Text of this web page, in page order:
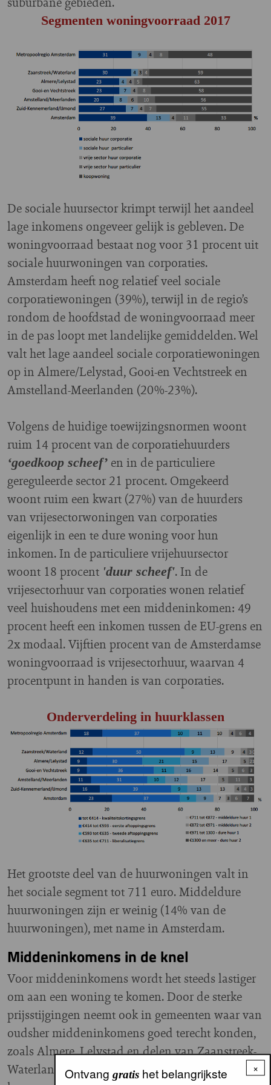
Segmenten woningvoorraad 2017
De sociale huursector krimpt terwijl het aandeel
lage inkomens ongeveer gelijk is gebleven. De
woningvoorraad bestaat nog voor 31 procent uit
sociale huurwoningen van corporaties.
Amsterdam heeft nog relatief veel sociale
corporatiewoningen (39%), terwijl in de regio’s
rondom de hoofdstad de woningvoorraad meer
in de pas loopt met landelijke gemiddelden. Wel
valt het lage aandeel sociale corporatiewoningen
op in Almere/Lelystad, Gooi-en Vechtstreek en
Amstelland-Meerlanden (20%-23%).
Volgens de huidige toewijzingsnormen woont
ruim 14 procent van de corporatiehuurders
‘goedkoop scheef’ en in de particuliere
gereguleerde sector 21 procent. Omgekeerd
woont ruim een kwart (27%) van de huurders
van vrijesectorwoningen van corporaties
eigenlijk in een te dure woning voor hun
inkomen. In de particuliere vrijehuursector
woont 18 procent 'duur scheef'. In de
vrijesectorhuur van corporaties wonen relatief
veel huishoudens met een middeninkomen: 49
procent heeft een inkomen tussen de EU-grens en
2x modaal.Vijftien procent van de Amsterdamse
woningvoorraad is vrijesectorhuur, waarvan 4
procentpunt in handen is van corporaties.
Onderverdeling in huurklassen
Het grootste deel van de huurwoningen valt in
het sociale segment tot 711 euro.Middeldure
huurwoningen zijn er weinig (14% van de
huurwoningen), met name in Amsterdam.
Middeninkomens in de knel
Voor middeninkomens wordt het steeds lastiger
om aan een woning te komen. Door de sterke
prijsstijgingen neemt ook in gemeenten waar van
oudsher middeninkomens goed terecht konden,
zoals Almere, Lelystad en delen van Zaanstreek-
Waterland, het aanbod aan betaalbare
×
Ontvang gratishet belangrijkste